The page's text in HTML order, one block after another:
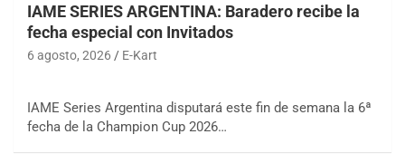
IAME SERIES ARGENTINA: Baradero recibe la
fecha especial con Invitados
6 agosto, 2026 E-Kart
IAME Series Argentina disputará este fin de semana la 6ª
fecha de la Champion Cup 2026…